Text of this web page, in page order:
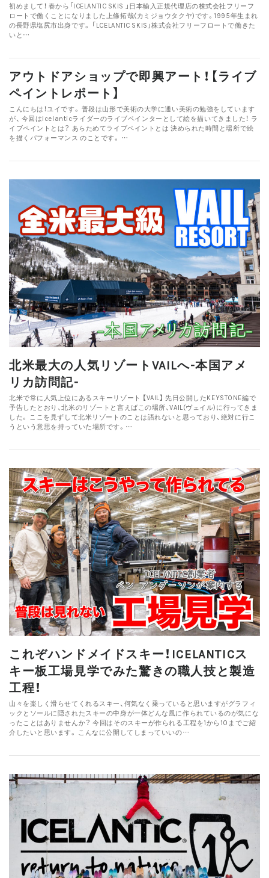
初めまして！ 春から「ICELANTIC SKIS 」日本輸入正規代理店の株式会社フリーフ
ロートで働くことになりました上條拓哉(カミジョウタクヤ)です。1995年生まれ
の長野県塩尻市出身です。 「LCELANTIC SKIS」株式会社フリーフロートで働きた
いと…
アウトドアショップで即興アート！【ライブ
ペイントレポート】
こんにちは！ユイです。 普段は山形で美術の大学に通い美術の勉強をしています
が、 今回はIcelanticライダーのライブペインターとして絵を描いてきました！ ラ
イブペイントとは？ あらためてライブペイントとは 決められた時間と場所で絵
を描くパフォーマンス のことです。 …
北米最大の人気リゾートVAILへ-本国アメ
リカ訪問記-
北米で常に人気上位にあるスキーリゾート 【VAIL】 先日公開したKEYSTONE編で
予告したとおり、北米のリゾートと言えばこの場所、VAIL(ヴェイル)に行ってきま
した。 ここを見ずして北米リゾートのことは語れないと思っており、絶対に行こ
うという意思を持っていた場所です。…
これぞハンドメイドスキー！ICELANTICス
キー板工場見学でみた驚きの職人技と製造
工程！
山々を楽しく滑らせてくれるスキー、何気なく乗っていると思いますがグラフィ
ックとソールに隠されたスキーの中身が一体どんな風に作られているのが気にな
ったことはありませんか？ 今回はそのスキーが作られる工程を1から10までご紹
介したいと思います。 こんなに公開してしまっていいの…